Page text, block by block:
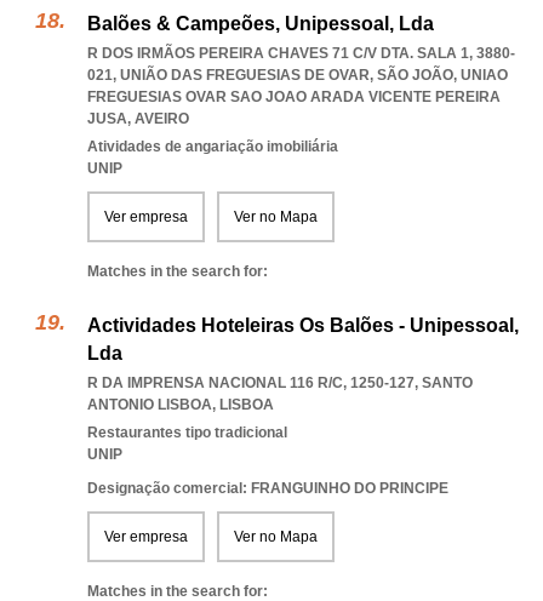
Balões & Campeões, Unipessoal, Lda
R DOS IRMÃOS PEREIRA CHAVES 71 C/V DTA. SALA 1, 3880-
021, UNIÃO DAS FREGUESIAS DE OVAR, SÃO JOÃO, UNIAO
FREGUESIAS OVAR SAO JOAO ARADA VICENTE PEREIRA
JUSA, AVEIRO
Atividades de angariação imobiliária
UNIP
Ver empresa Ver no Mapa
Matches in the search for:
Actividades Hoteleiras Os Balões - Unipessoal,
Lda
R DA IMPRENSA NACIONAL 116 R/C, 1250-127, SANTO
ANTONIO LISBOA, LISBOA
Restaurantes tipo tradicional
UNIP
Designação comercial: FRANGUINHO DO PRINCIPE
Ver empresa Ver no Mapa
Matches in the search for: